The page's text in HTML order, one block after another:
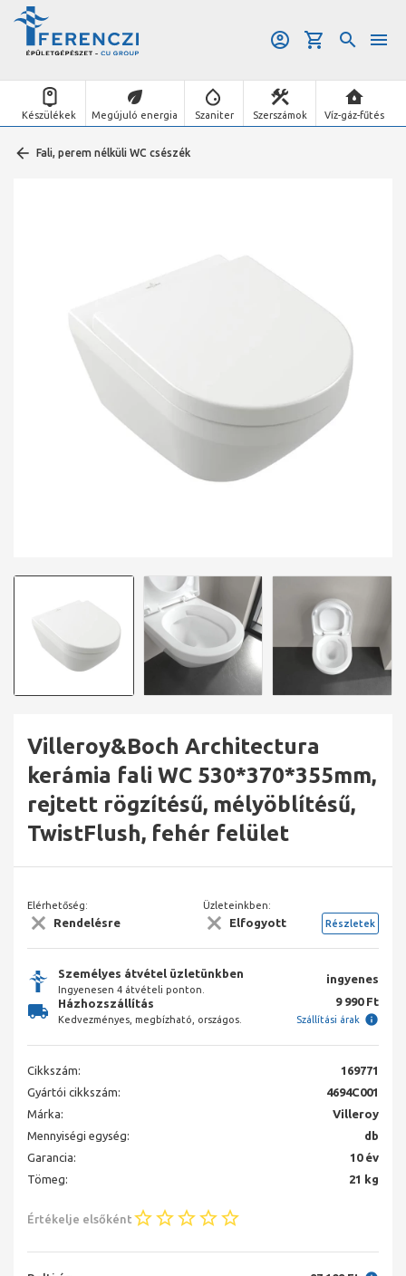
Készülékek Megújuló energia Szaniter Szerszámok Víz-gáz-fűtés
Fali, perem nélküli WC csészék
Villeroy&Boch Architectura
kerámia fali WC 530*370*355mm,
rejtett rögzítésű, mélyöblítésű,
TwistFlush, fehér felület
Elérhetőség:
Rendelésre
Üzleteinkben:
Elfogyott Részletek
Személyes átvétel üzletünkben
Ingyenesen 4 átvételi ponton.
ingyenes
Házhozszállítás
Kedvezményes, megbízható, országos.
9 990 Ft
Szállítási árak
Cikkszám:
169771
Gyártói cikkszám:
4694C001
Márka:
Villeroy
Mennyiségi egység:
db
Garancia:
10 év
Tömeg:
21 kg
Értékelje elsőként